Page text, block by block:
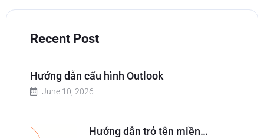
Recent Post
Hướng dẫn cấu hình Outlook
June 10, 2026
Hướng dẫn trỏ tên miền…